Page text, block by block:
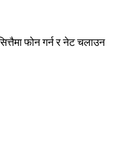
फोन गर्न र नेट चलाउन